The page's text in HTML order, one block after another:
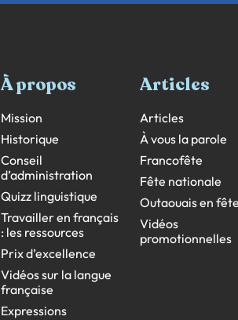
À propos
Mission
Historique
Conseil
d’administration
Quizz linguistique
Travailler en français
: les ressources
Prix d’excellence
Vidéos sur la langue
française
Expressions
Articles
Articles
À vous la parole
Francofête
Fête nationale
Outaouais en fête
Vidéos
promotionnelles